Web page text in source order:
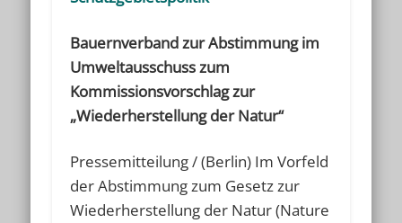
Bauernverband zur Abstimmung im
Umweltausschuss zum
Kommissionsvorschlag zur
„Wiederherstellung der Natur“
Pressemitteilung / (Berlin) Im Vorfeld
der Abstimmung zum Gesetz zur
Wiederherstellung der Natur (Nature